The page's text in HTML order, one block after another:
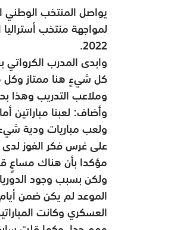
يواصل المنتخب الوطني
لمواجهة منتخب
2022.
وابدى المدرب
كل شيءٍ هنا ممتاز وكل
وملاعب التدريب وهذا
وأضاف: لعبنا
ولعب مباريات ودية شيء
على غرس فكر الفوز لدى
مؤكدا بأن هناك مساعٍ
ولكن بسبب وجود
الموعد لم يكن ضمن أيام